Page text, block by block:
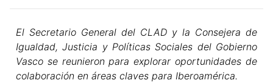
El Secretario General del CLAD y la Consejera de
Igualdad, Justicia y Políticas Sociales del Gobierno
Vasco se reunieron para explorar oportunidades de
colaboración en áreas claves para Iberoamérica.